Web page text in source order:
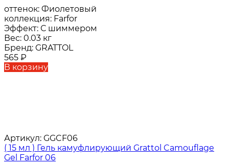
оттенок: Фиолетовый
коллекция: Farfor
Эффект: С шиммером
Вес: 0.03 кг
Бренд: GRATTOL
565 ₽
В корзину
Артикул: GGCF06
( 15 мл ) Гель камуфлирующий Grattol Camouflage
Gel Farfor 06